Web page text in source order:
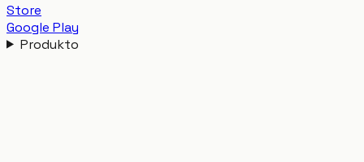
Store
Google Play
Produkto